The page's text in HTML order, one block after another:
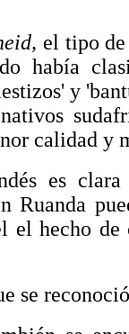
el tipo
había
y
calidad y
es
Ruanda
el hecho
se